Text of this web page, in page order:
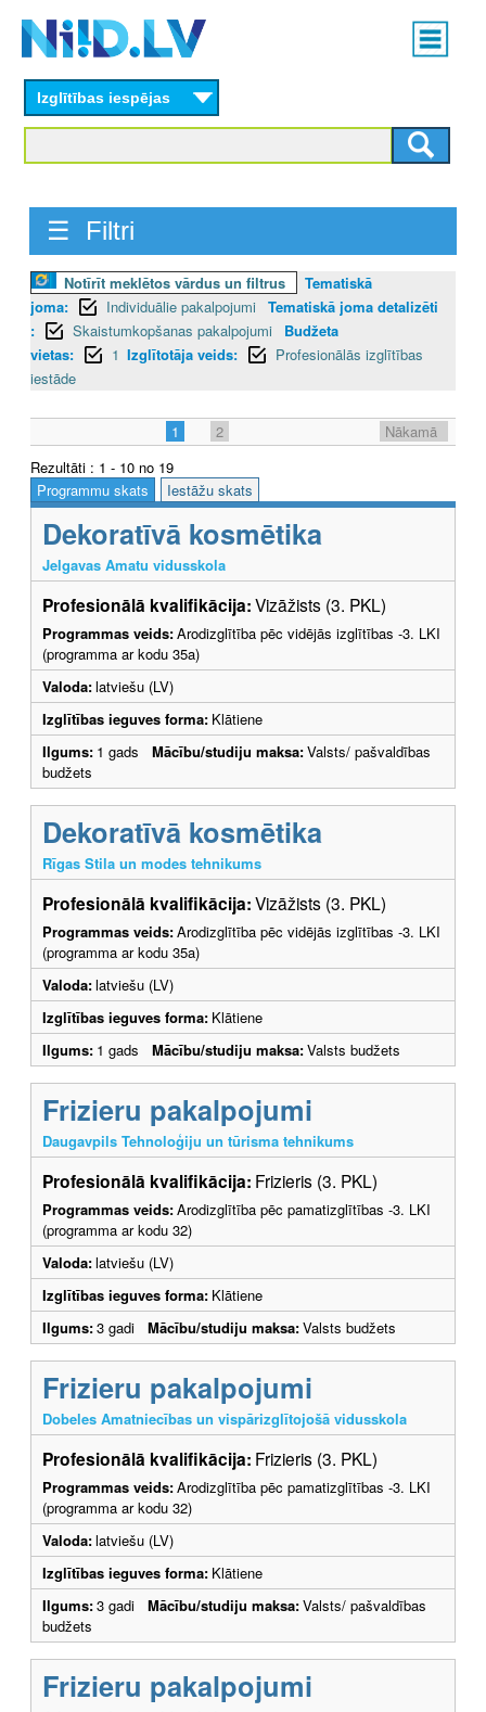
content
Main
menu
Izglītības iespējas
☰ Filtri
Notīrīt meklētos vārdus un filtrus
Tematiskā
joma:
Individuālie pakalpojumi
Tematiskā joma detalizēti
:
Skaistumkopšanas pakalpojumi
Budžeta
vietas:
1 Izglītotāja veids:
Profesionālās izglītības
iestāde
1 2
Nākamā
Rezultāti : 1 - 10 no 19
Programmu skats
Iestāžu skats
Dekoratīvā kosmētika
Jelgavas Amatu vidusskola
Profesionālā kvalifikācija:Vizāžists (3. PKL)
Programmas veids:Arodizglītība pēc vidējās izglītības -3. LKI
(programma ar kodu 35a)
Valoda:latviešu (LV)
Izglītības ieguves forma: Klātiene
Ilgums: 1 gads Mācību/studiju maksa:Valsts/ pašvaldības
budžets
Dekoratīvā kosmētika
Rīgas Stila un modes tehnikums
Profesionālā kvalifikācija:Vizāžists (3. PKL)
Programmas veids:Arodizglītība pēc vidējās izglītības -3. LKI
(programma ar kodu 35a)
Valoda:latviešu (LV)
Izglītības ieguves forma: Klātiene
Ilgums: 1 gads Mācību/studiju maksa:Valsts budžets
Frizieru pakalpojumi
Daugavpils Tehnoloģiju un tūrisma tehnikums
Profesionālā kvalifikācija: Frizieris (3. PKL)
Programmas veids:Arodizglītība pēc pamatizglītības -3. LKI
(programma ar kodu 32)
Valoda:latviešu (LV)
Izglītības ieguves forma: Klātiene
Ilgums:3 gadi Mācību/studiju maksa:Valsts budžets
Frizieru pakalpojumi
Dobeles Amatniecības un vispārizglītojošā vidusskola
Profesionālā kvalifikācija: Frizieris (3. PKL)
Programmas veids:Arodizglītība pēc pamatizglītības -3. LKI
(programma ar kodu 32)
Valoda:latviešu (LV)
Izglītības ieguves forma: Klātiene
Ilgums:3 gadi Mācību/studiju maksa:Valsts/ pašvaldības
budžets
Frizieru pakalpojumi